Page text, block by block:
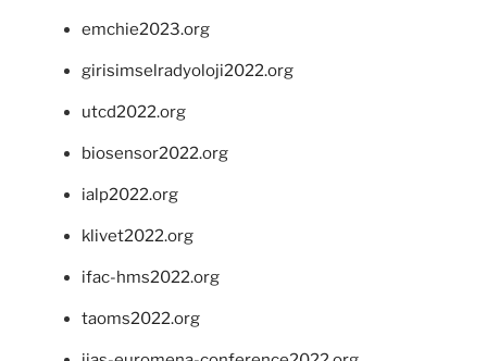
emchie2023.org
girisimselradyoloji2022.org
utcd2022.org
biosensor2022.org
ialp2022.org
klivet2022.org
ifac-hms2022.org
taoms2022.org